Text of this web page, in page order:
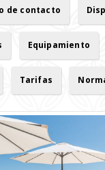
de contacto
Equipamiento
Tarifas